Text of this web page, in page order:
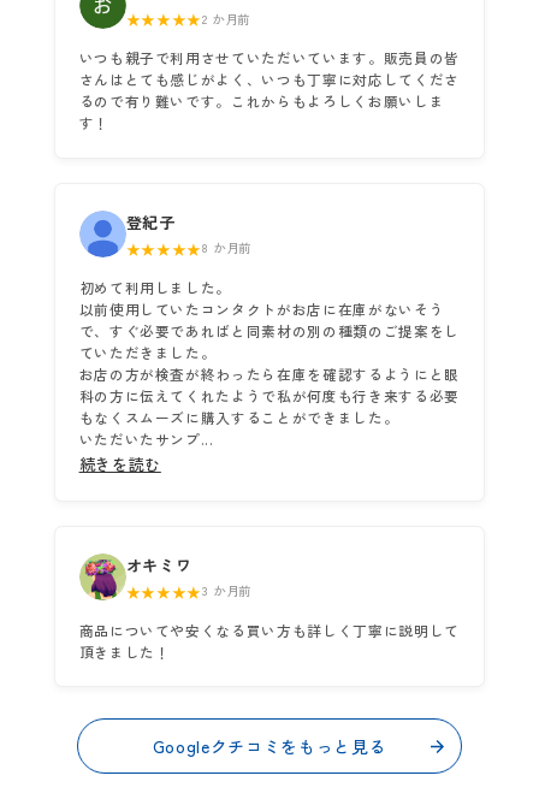
★★★★★2 か月前
いつも親子で利用させていただいています。販売員の皆
さんはとても感じがよく、いつも丁寧に対応してくださ
るので有り難いです。これからもよろしくお願いしま
す！
登紀子
★★★★★8 か月前
初めて利用しました。
以前使用していたコンタクトがお店に在庫がないそう
で、すぐ必要であればと同素材の別の種類のご提案をし
ていただきました。
お店の方が検査が終わったら在庫を確認するようにと眼
科の方に伝えてくれたようで私が何度も行き来する必要
もなくスムーズに購入することができました。
いただいたサンプ...
続きを読む
オキミワ
★★★★★3 か月前
商品についてや安くなる買い方も詳しく丁寧に説明して
頂きました！
Googleクチコミをもっと見る